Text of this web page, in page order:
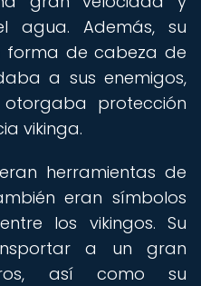
agua. Además, su
de cabeza de
a sus enemigos,
protección
vikinga.
herramientas de
eran símbolos
los vikingos. Su
a un gran
así como su